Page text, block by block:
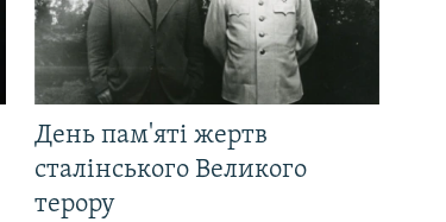
День пам'яті жертв
сталінського Великого
терору